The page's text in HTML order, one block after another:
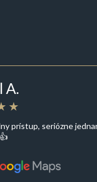
A.
prístup, seriózne